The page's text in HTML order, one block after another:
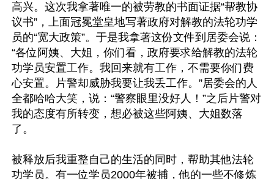
高兴。这次我拿著唯一的被劳教的书面证据“帮教协
议书”，上面冠冕堂皇地写著政府对解教的法轮功学
员的“宽大政策”。于是我拿著这份文件到居委会说：
“各位阿姨、大姐，你们看，政府要求给解教的法轮
功学员安置工作。我回来就有工作，不需要你们费
心安置。片警却威胁我要让我丢工作。”居委会的人
全都哈哈大笑，说：“警察眼里没好人！”之后片警对
我的态度有所转变，想必被这些阿姨、大姐数落
了。
被释放后我重整自己的生活的同时，帮助其他法轮
功学员。有一位学员2000年被捕，他的一些不修炼